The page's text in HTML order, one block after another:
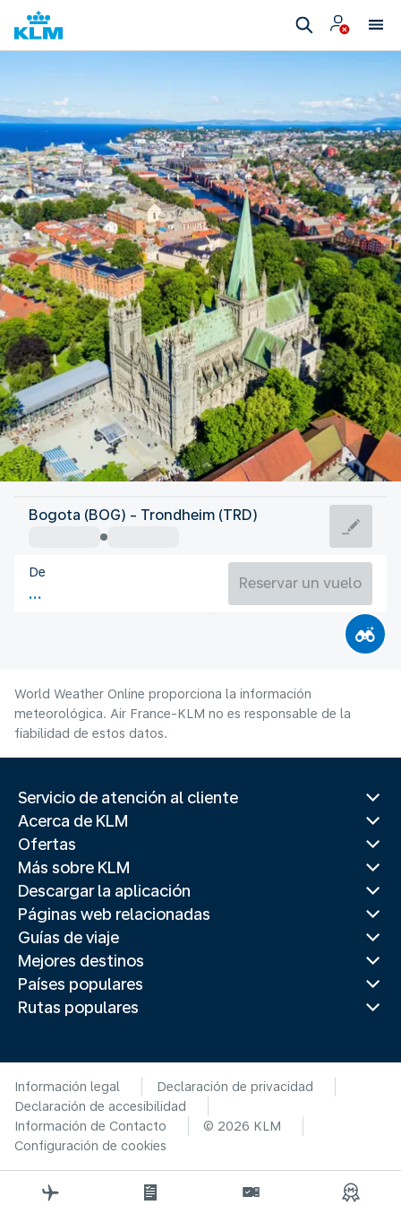
Noruega
Trondheim
Noruega
Duración del vuelo
Bogota (BOG) - Trondheim (TRD)
De
Reservar un vuelo
World Weather Online proporciona la información
meteorológica. Air France-KLM no es responsable de la
fiabilidad de estos datos.
Servicio de atención al cliente
Acerca de KLM
Ofertas
Más sobre KLM
Descargar la aplicación
Páginas web relacionadas
Guías de viaje
Mejores destinos
Países populares
Rutas populares
Información legal
Declaración de privacidad
Declaración de accesibilidad
Información de Contacto
© 2026 KLM
Configuración de cookies